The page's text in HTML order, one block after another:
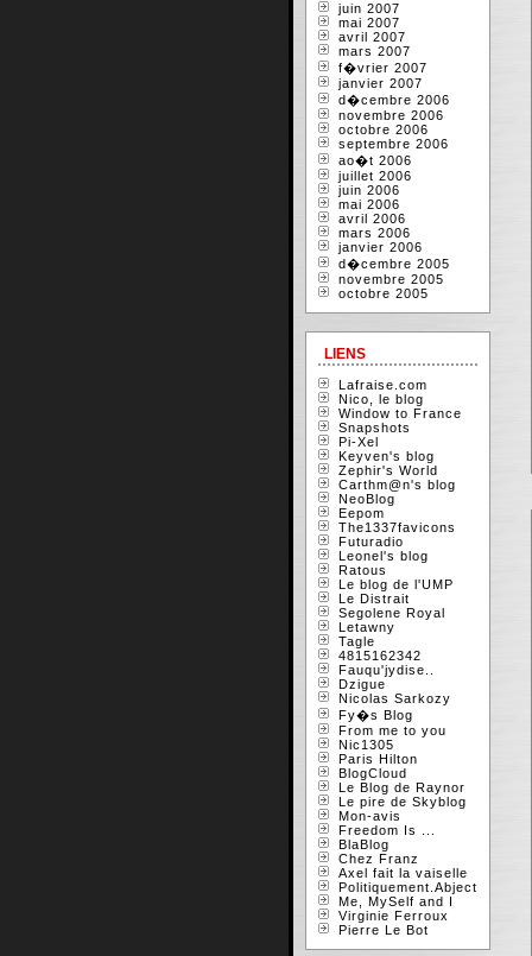
juin 2007
mai 2007
avril 2007
mars 2007
f�vrier 2007
janvier 2007
d�cembre 2006
novembre 2006
octobre 2006
septembre 2006
ao�t 2006
juillet 2006
juin 2006
mai 2006
avril 2006
mars 2006
janvier 2006
d�cembre 2005
novembre 2005
octobre 2005
LIENS
Lafraise.com
Nico, le blog
Window to France
Snapshots
Pi-Xel
Keyven's blog
Zephir's World
Carthm@n's blog
NeoBlog
Eepom
The1337favicons
Futuradio
Leonel's blog
Ratous
Le blog de l'UMP
Le Distrait
Segolene Royal
Letawny
Tagle
4815162342
Fauqu'jydise..
Dzigue
Nicolas Sarkozy
Fy�s Blog
From me to you
Nic1305
Paris Hilton
BlogCloud
Le Blog de Raynor
Le pire de Skyblog
Mon-avis
Freedom Is ...
BlaBlog
Chez Franz
Axel fait la vaiselle
Politiquement.Abject
Me, MySelf and I
Virginie Ferroux
Pierre Le Bot